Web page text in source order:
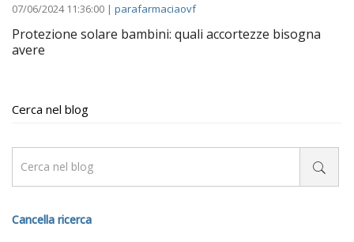
Cerca nel blog
Cancella ricerca
07/06/2024 11:36:00 | parafarmaciaovf
Protezione solare bambini: quali accortezze bisogna
avere